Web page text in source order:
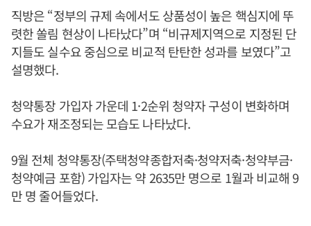
직방은 “정부의 규제 속에서도 상품성이 높은 핵심지에 뚜
렷한 쏠림 현상이 나타났다”며 “비규제지역으로 지정된 단
지들도 실수요 중심으로 비교적 탄탄한 성과를 보였다”고
설명했다.
청약통장 가입자 가운데 1·2순위 청약자 구성이 변화하며
수요가 재조정되는 모습도 나타났다.
9월 전체 청약통장(주택청약종합저축·청약저축·청약부금·
청약예금 포함) 가입자는 약 2635만 명으로 1월과 비교해 9
만 명 줄어들었다.